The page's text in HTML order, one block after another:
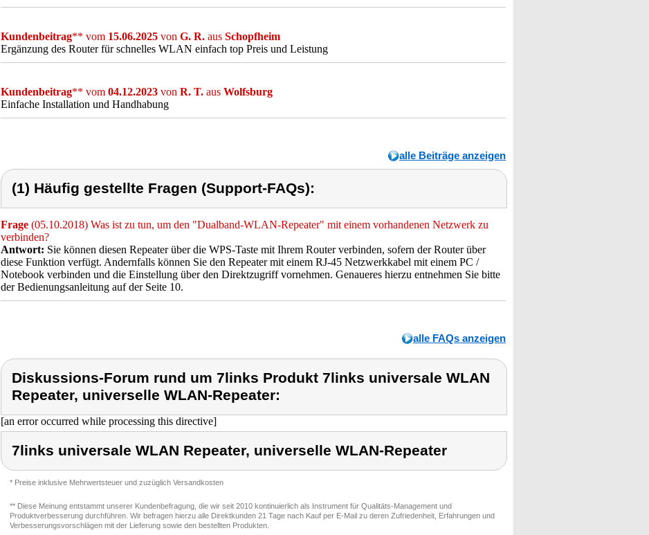
Kundenbeitrag** vom 15.06.2025 von G. R. aus Schopfheim
Ergänzung des Router für schnelles WLAN einfach top Preis und Leistung
Kundenbeitrag** vom 04.12.2023 von R. T. aus Wolfsburg
Einfache Installation und Handhabung
alle Beiträge anzeigen
(1) Häufig gestellte Fragen (Support-FAQs):
Frage (05.10.2018) Was ist zu tun, um den "Dualband-WLAN-Repeater" mit einem vorhandenen Netzwerk zu
verbinden?
Antwort: Sie können diesen Repeater über die WPS-Taste mit Ihrem Router verbinden, sofern der Router über
diese Funktion verfügt. Andernfalls können Sie den Repeater mit einem RJ-45 Netzwerkkabel mit einem PC /
Notebook verbinden und die Einstellung über den Direktzugriff vornehmen. Genaueres hierzu entnehmen Sie bitte
der Bedienungsanleitung auf der Seite 10.
alle FAQs anzeigen
Diskussions-Forum rund um 7links Produkt 7links universale WLAN
Repeater, universelle WLAN-Repeater:
[an error occurred while processing this directive]
7links universale WLAN Repeater, universelle WLAN-Repeater
* Preise inklusive Mehrwertsteuer und zuzüglich Versandkosten
** Diese Meinung entstammt unserer Kundenbefragung, die wir seit 2010 kontinuierlich als Instrument für Qualitäts-Management und
Produktverbesserung durchführen. Wir befragen hierzu alle Direktkunden 21 Tage nach Kauf per E-Mail zu deren Zufriedenheit, Erfahrungen und
Verbesserungsvorschlägen mit der Lieferung sowie den bestellten Produkten.